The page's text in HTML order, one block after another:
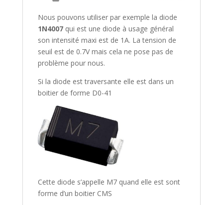
Nous pouvons utiliser par exemple la diode
1N4007qui est une diode à usage général
son intensité maxi est de 1A. La tension de
seuil est de 0.7V mais cela ne pose pas de
problème pour nous.
Si la diode est traversante elle est dans un
boitier de forme D0-41
Cette diode s’appelle M7 quand elle est sont
forme d’un boitier CMS